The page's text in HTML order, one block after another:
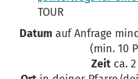
TOUR
Datum auf Anfrage
(min. 10
Zeitca. 2